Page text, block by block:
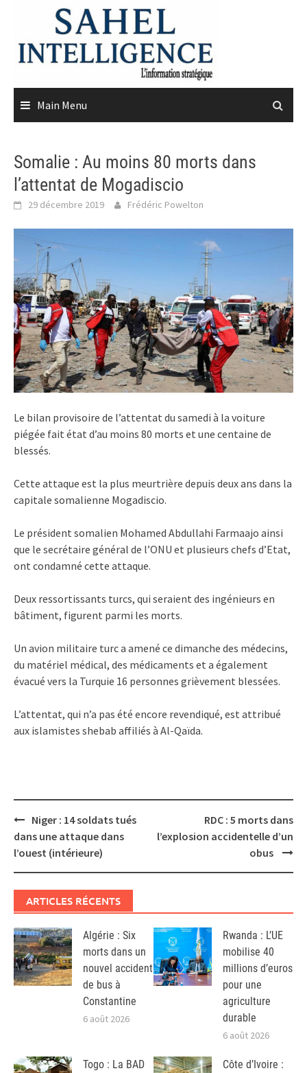
content
Main Menu
Somalie : Au moins 80 morts dans
l’attentat de Mogadiscio
29 décembre 2019 Frédéric Powelton
Le bilan provisoire de l’attentat du samedi à la voiture
piégée fait état d’au moins 80 morts et une centaine de
blessés.
Cette attaque est la plus meurtrière depuis deux ans dans la
capitale somalienne Mogadiscio.
Le président somalien Mohamed Abdullahi Farmaajo ainsi
que le secrétaire général de l’ONU et plusieurs chefs d’Etat,
ont condamné cette attaque.
Deux ressortissants turcs, qui seraient des ingénieurs en
bâtiment, figurent parmi les morts.
Un avion militaire turc a amené ce dimanche des médecins,
du matériel médical, des médicaments et a également
évacué vers la Turquie 16 personnes grièvement blessées.
L’attentat, qui n’a pas été encore revendiqué, est attribué
aux islamistes shebab affiliés à Al-Qaïda.
Post
navigation
Niger : 14 soldats tués
dans une attaque dans
l’ouest (intérieure)
RDC : 5 morts dans
l’explosion accidentelle d’un
obus
ARTICLES RÉCENTS
Algérie : Six
morts dans un
nouvel accident
de bus à
Constantine
6 août 2026
Rwanda : L’UE
mobilise 40
millions d’euros
pour une
agriculture
durable
6 août 2026
Togo : La BAD
Côte d’Ivoire :